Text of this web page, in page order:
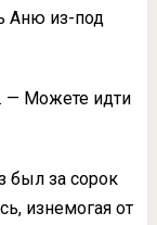
Аню из-под
— Можете идти
был за сорок
изнемогая от